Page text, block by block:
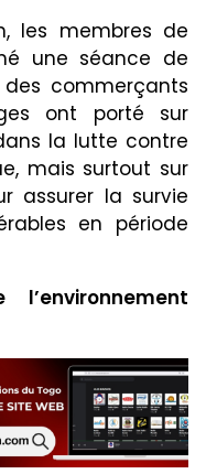
les membres de
une séance de
des commerçants
ont porté sur
la lutte contre
mais surtout sur
assurer la survie
en période